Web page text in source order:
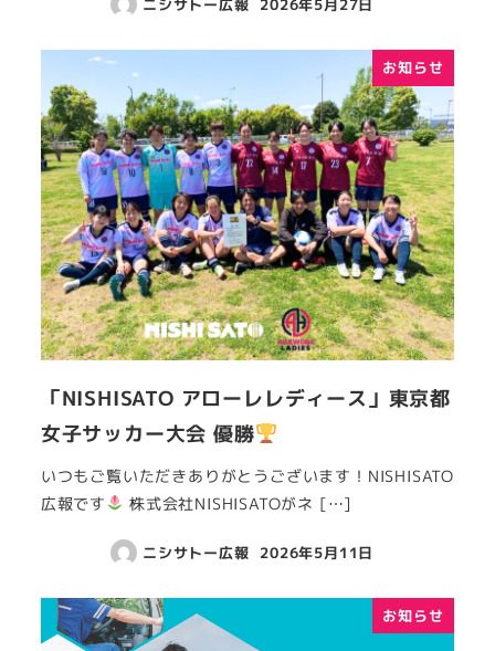
ニシサトー広報 2026年5月27日
お知らせ
「NISHISATO アローレレディース」東京都
女子サッカー大会 優勝
いつもご覧いただきありがとうございます！NISHISATO
広報です
株式会社NISHISATOがネ […]
ニシサトー広報 2026年5月11日
お知らせ